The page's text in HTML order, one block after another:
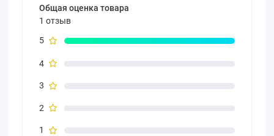
Общая оценка товара
1 отзыв
5
4
3
2
1